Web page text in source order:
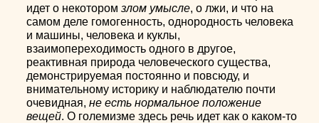
идет о некоторомзлом умысле, о лжи, и что на
самом деле гомогенность, однородность человека
и машины, человека и куклы,
взаимопереходимость одного в другое,
реактивная природа человеческого существа,
демонстрируемая постоянно и повсюду, и
внимательному историку и наблюдателю почти
очевидная,не есть нормальное положение
вещей. О големизме здесь речь идет как о каком-то